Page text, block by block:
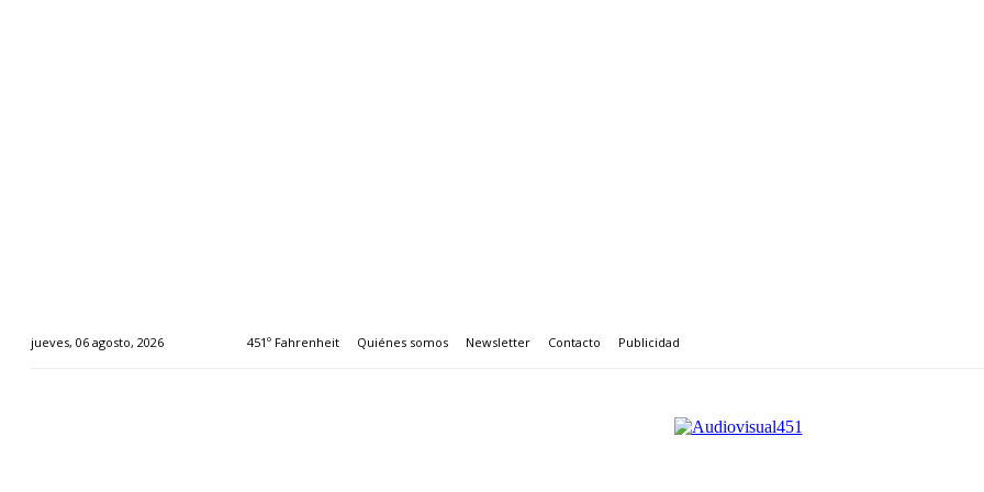
jueves, 06 agosto, 2026 451º Fahrenheit Quiénes somos Newsletter Contacto Publicidad